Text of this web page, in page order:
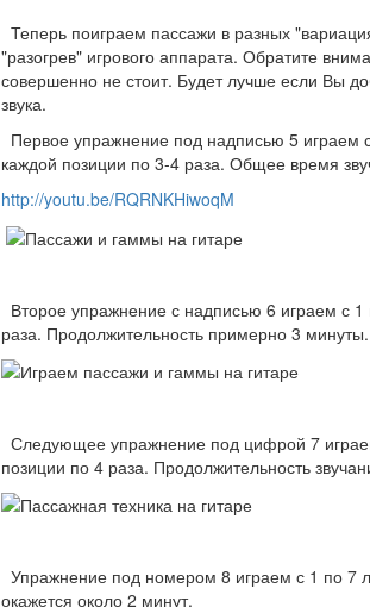
Теперь поиграем пассажи в разных
"разогрев" игрового аппарата. Обратите
совершенно не стоит. Будет лучше если Вы
звука.
Первое упражнение под надписью 5 играем
каждой позиции по 3-4 раза. Общее время
http://youtu.be/RQRNKHiwoqM
Второе упражнение с надписью 6 играем с
раза. Продолжительность примерно 3 минуты.
Следующее упражнение под цифрой 7
позиции по 4 раза. Продолжительность
Упражнение под номером 8 играем с 1 по 7
окажется около 2 минут.